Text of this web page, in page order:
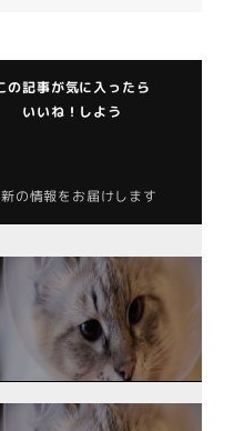
の記事が気に入ったら
いいね！しよう
の情報をお届けします